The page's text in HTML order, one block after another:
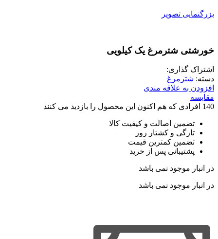
بزرگنمایی تصویر
خورشتی شترمرغ یک کیلویی
اشتراک گذاری:
دسته: شترمرغ
افزودن به علاقه مندی
مقایسه
140 افرادی که هم اکنون این محصول را بازدید می کنند
تضمین اصالت و کیفیت کالا
تازگی و کشتار روز
تضمین کمترین قیمت
پشتیبانی پس از خرید
در انبار موجود نمی باشد
در انبار موجود نمی باشد